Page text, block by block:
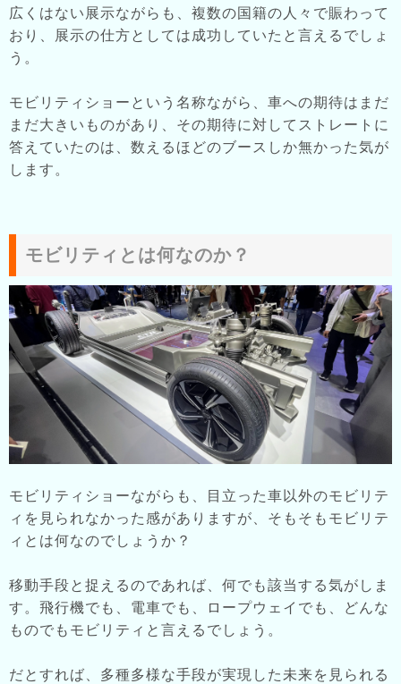
広くはない展示ながらも、複数の国籍の人々で賑わって
おり、展示の仕方としては成功していたと言えるでしょ
う。
モビリティショーという名称ながら、車への期待はまだ
まだ大きいものがあり、その期待に対してストレートに
答えていたのは、数えるほどのブースしか無かった気が
します。
モビリティとは何なのか？
モビリティショーながらも、目立った車以外のモビリテ
ィを見られなかった感がありますが、そもそもモビリテ
ィとは何なのでしょうか？
移動手段と捉えるのであれば、何でも該当する気がしま
す。飛行機でも、電車でも、ロープウェイでも、どんな
ものでもモビリティと言えるでしょう。
だとすれば、多種多様な手段が実現した未来を見られる